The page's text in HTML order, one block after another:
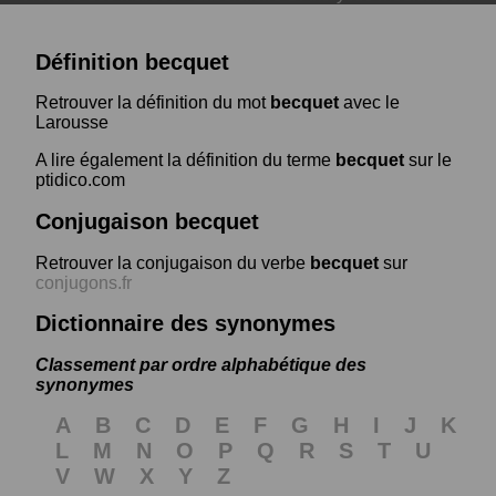
Définition becquet
Retrouver la définition du mot becquet avec le
Larousse
A lire également la définition du terme becquet sur le
ptidico.com
Conjugaison becquet
Retrouver la conjugaison du verbe becquet sur
conjugons.fr
Dictionnaire des synonymes
Classement par ordre alphabétique des
synonymes
A B C D E F G H I J
K
L
M N O P Q R S T
U
V
W X Y Z